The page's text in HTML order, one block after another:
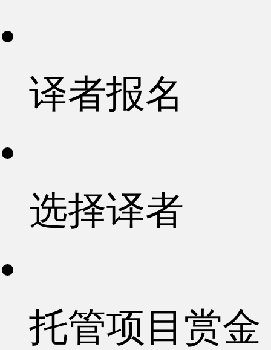
译者报名
选择译者
托管项目赏金